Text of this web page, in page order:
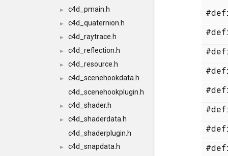
► c4d_pmain.h
► c4d_quaternion.h
► c4d_raytrace.h
► c4d_reflection.h
► c4d_resource.h
►
c4d_scenehookdata.h
c4d_scenehookplugin.h
► c4d_shader.h
►
c4d_shaderdata.h
c4d_shaderplugin.h
►
c4d_snapdata.h